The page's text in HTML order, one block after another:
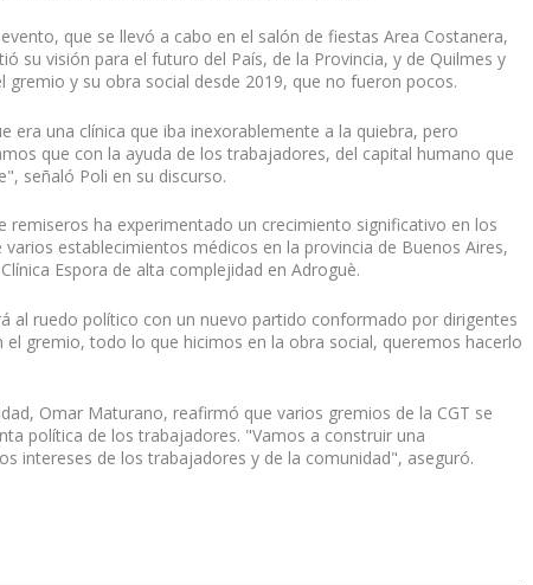
que se llevó a cabo en el salón de fiestas Area Costanera,
su visión para el futuro del País, de la Provincia, y de Quilmes y
y su obra social desde 2019, que no fueron pocos.
era una clínica que iba inexorablemente a la quiebra, pero
que con la ayuda de los trabajadores, del capital humano que
señaló Poli en su discurso.
remiseros ha experimentado un crecimiento significativo en los
establecimientos médicos en la provincia de Buenos Aires,
Espora de alta complejidad en Adroguè.
al ruedo político con un nuevo partido conformado por dirigentes
el gremio, todo lo que hicimos en la obra social, queremos hacerlo
Omar Maturano, reafirmó que varios gremios de la CGT se
política de los trabajadores. "Vamos a construir una
intereses de los trabajadores y de la comunidad", aseguró.